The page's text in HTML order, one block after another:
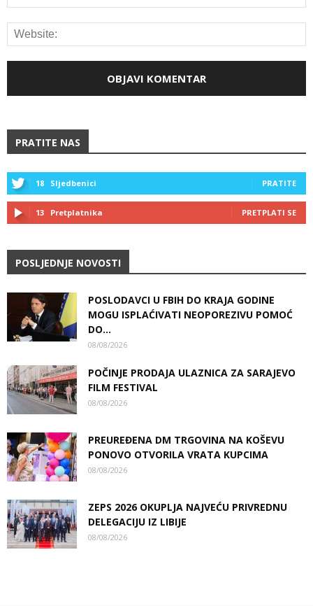
PRATITE NAS
18 Sljedbenici PRATITE
13 Pretplatnika PRETPLATI SE
POSLJEDNJE NOVOSTI
POSLODAVCI U FBIH DO KRAJA GODINE
MOGU ISPLAĆIVATI NEOPOREZIVU POMOĆ
DO...
08/08/2026
POČINJE PRODAJA ULAZNICA ZA SARAJEVO
FILM FESTIVAL
08/08/2026
PREUREĐENA DM TRGOVINA NA KOŠEVU
PONOVO OTVORILA VRATA KUPCIMA
08/08/2026
ZEPS 2026 OKUPLJA NAJVEĆU PRIVREDNU
DELEGACIJU IZ LIBIJE
08/08/2026